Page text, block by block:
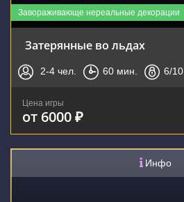
Завораживающе нереальные декорации
Затерянные во льдах
2-4 чел. 60 мин. 6/10
Цена игры
от 6000 ₽
Инфо